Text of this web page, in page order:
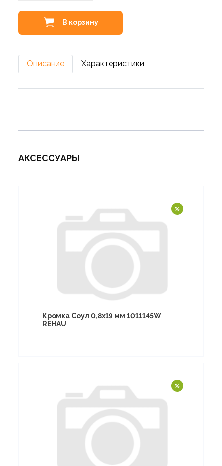
В корзину
Описание Характеристики
АКСЕССУАРЫ
Кромка Соул 0,8х19 мм 1011145W
REHAU